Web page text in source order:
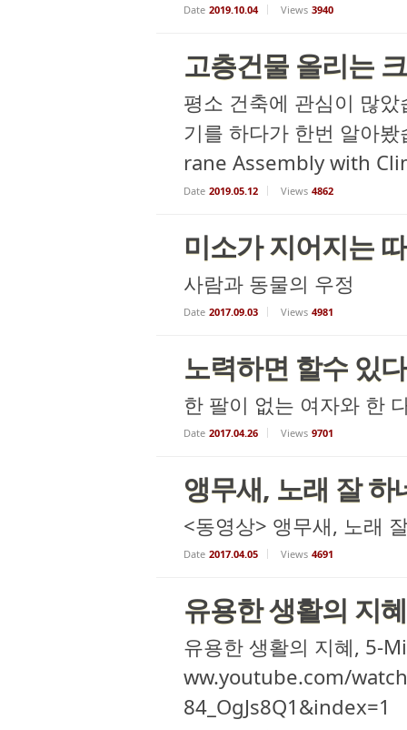
Date 2019.10.04 Views 3940
고층건물 올리는
평소 건축에 관심이 많
기를 하다가 한번 알아
rane Assembly with
Date 2019.05.12 Views 4862
미소가 지어지는
사람과 동물의 우정
Date 2017.09.03 Views 4981
노력하면 할수 있
한 팔이 없는 여자와 한
Date 2017.04.26 Views 9701
앵무새, 노래 잘 하
<동영상> 앵무새, 노래
Date 2017.04.05 Views 4691
유용한 생활의 지
유용한 생활의 지혜, 5-
ww.youtube.com/
84_OgJs8Q1&index=1